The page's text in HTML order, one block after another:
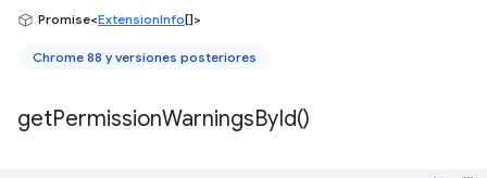
Promise<ExtensionInfo[]>
Chrome 88 y versiones posteriores
getPermissionWarningsById()